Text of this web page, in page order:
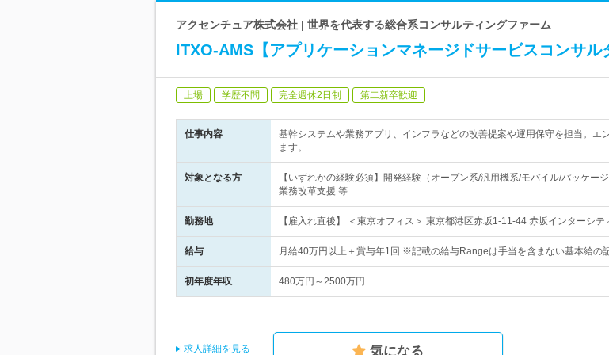
アクセンチュア株式会社 | 世界を代表する総合系コンサルティングファーム
ITXO-AMS【アプリケーションマネージドサービスコンサル
上場 学歴不問 完全週休2日制 第二新卒歓迎
仕事内容
基幹システムや業務アプリ、インフラなどの改善提案や運用保守を担当。
ます。
対象となる方
【いずれかの経験必須】開発経験（オープン系/汎用機系/モバイル/パッケ
業務改革支援 等
勤務地 【雇入れ直後】 ＜東京オフィス＞ 東京都港区赤坂1-11-44 赤坂インターシ
給与 月給40万円以上＋賞与年1回 ※記載の給与Rangeは手当を含まない基本給
初年度年収 480万円～2500万円
求人詳細を見る 気になる